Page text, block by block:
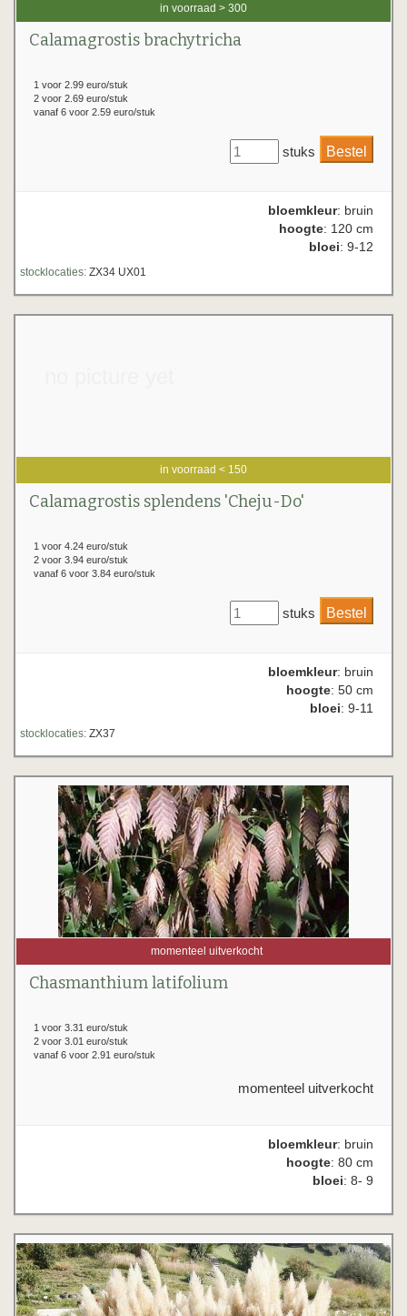
in voorraad > 300
Calamagrostis brachytricha
1 voor 2.99 euro/stuk
2 voor 2.69 euro/stuk
vanaf 6 voor 2.59 euro/stuk
stuks
bloemkleur: bruin
hoogte: 120 cm
bloei: 9-12
stocklocaties: ZX34 UX01
in voorraad < 150
Calamagrostis splendens 'Cheju-Do'
1 voor 4.24 euro/stuk
2 voor 3.94 euro/stuk
vanaf 6 voor 3.84 euro/stuk
stuks
bloemkleur: bruin
hoogte: 50 cm
bloei: 9-11
stocklocaties: ZX37
momenteel uitverkocht
Chasmanthium latifolium
1 voor 3.31 euro/stuk
2 voor 3.01 euro/stuk
vanaf 6 voor 2.91 euro/stuk
momenteel uitverkocht
bloemkleur: bruin
hoogte: 80 cm
bloei: 8- 9